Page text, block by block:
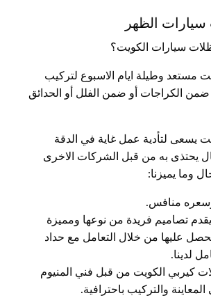
الظهر
سيارات الكويت؟
مستعد وطيلة ايام الاسبوع لتركيب
الكراجات أو ضمن الفلل أو الحدائق
يسعى لتأدية عمل غاية في الدقة
يحتذى به من قبل الشركات الاخرى
وما يميزنا:
منافس.
تصاميم فريدة من نوعها ومميزة
عليها من خلال التعامل مع حداد
لدينا.
كيربي الكويت من قبل فني المنيوم
والتركيب باحترافية.